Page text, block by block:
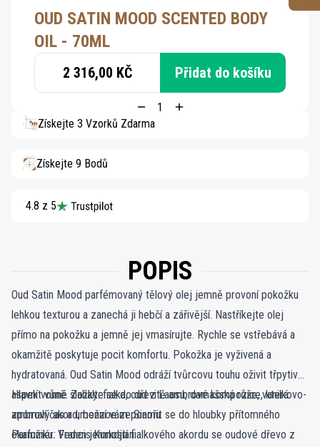
OUD SATIN MOOD SCENTED BODY
OIL - 70ML
2 316,00 KČ Přidat do košíku
Získejte 3 Vzorků Zdarma
Získejte 9 Bodů
4.8 z 5
POPIS
Oud Satin Mood parfémovaný tělový olej jemně provoní pokožku
lehkou texturou a zanechá ji hebčí a zářivější. Nastříkejte olej
přímo na pokožku a jemně jej vmasírujte. Rychle se vstřebává a
okamžitě poskytuje pocit komfortu. Pokožka je vyživená a
hydratovaná. Oud Satin Mood odráží tvůrcovu touhu oživit třpytivý
aspekt vůně. Zahalte se do dřevitě ambrové kompozice, která
zpomalí čas a umožní vám ponořit se do hloubky přítomného
okamžiku. Veden jemností fialkového akordu se oudové dřevo z
Hlavní vonné složky: fialka, oud z Laosu, damašská růže, vanilkovo-
ambrový akord, benzoe ze Siamu
Parfumér: Francis Kurkdjian